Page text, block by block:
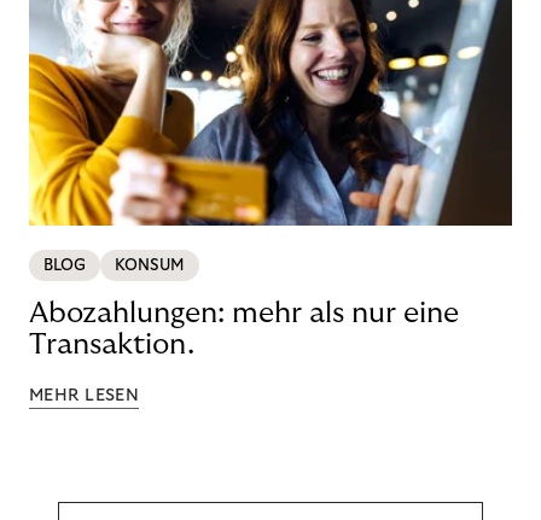
BLOG KONSUM
Abozahlungen: mehr als nur eine
Transaktion.
MEHR LESEN